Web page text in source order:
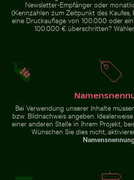
Niagarafällen,
Naturwunder
Sonnenuntergang am Grzybowo
Bałtycka, Ruhige
Küstenlandschaft
Luftaufnahme des Palacio de
Pelikane auf
Newsletter-Empfänger oder
(Kennzahlen zum Zeitpunkt des
eine Druckauflage von 100.000 oder
100.000 € überschritten?
Bei Verwendung unserer Inhalte
bzw. Bildnachweis angeben.
einer anderen Stelle in Ihrem Projekt,
Wünschen Sie dies nicht,